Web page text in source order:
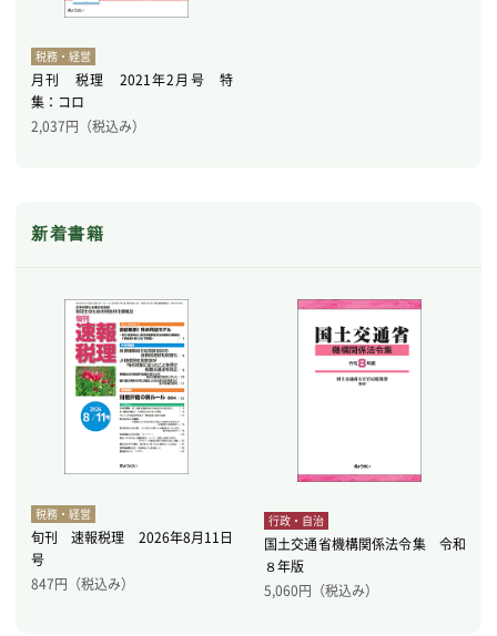
税務・経営
月刊 税理 2021年2月号 特
集：コロ
2,037円（税込み）
新着書籍
税務・経営
旬刊 速報税理 2026年8月11日
号
847円（税込み）
行政・自治
国土交通省機構関係法令集 令和
８年版
5,060円（税込み）